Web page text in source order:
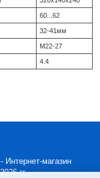
60...62
32-41мм
М22-27
4.4
магазин
гг.